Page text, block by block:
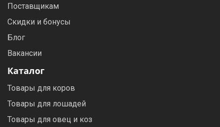
Поставщикам
Скидки и бонусы
Блог
Вакансии
Каталог
Товары для коров
Товары для лошадей
Товары для овец и коз